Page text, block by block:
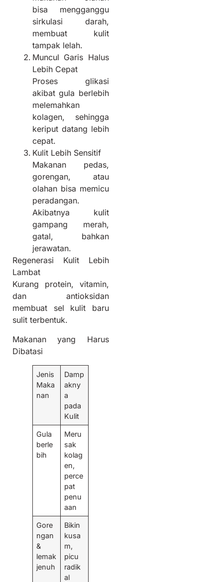
bisa mengganggu
sirkulasi darah,
membuat kulit
tampak lelah.
Muncul Garis Halus
Lebih Cepat
Proses glikasi
akibat gula berlebih
melemahkan
kolagen, sehingga
keriput datang lebih
cepat.
Kulit Lebih Sensitif
Makanan pedas,
gorengan, atau
olahan bisa memicu
peradangan.
Akibatnya kulit
gampang merah,
gatal, bahkan
jerawatan.
Regenerasi Kulit Lebih
Lambat
Kurang protein, vitamin,
dan antioksidan
membuat sel kulit baru
sulit terbentuk.
Makanan yang Harus
Dibatasi
Jenis
Maka
nan
Damp
akny
a
pada
Kulit
Gula
berle
bih
Meru
sak
kolag
en,
perce
pat
penu
aan
Gore
ngan
&
lemak
jenuh
Bikin
kusa
m,
picu
radik
al